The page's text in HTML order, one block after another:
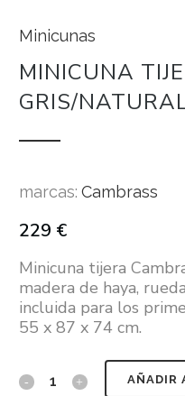
Minicunas
MINICUNA
GRIS/
marcas: Cambrass
229 €
Minicuna tijera
madera de haya,
incluida para los
55 x 87 x 74 cm.
AÑADIR